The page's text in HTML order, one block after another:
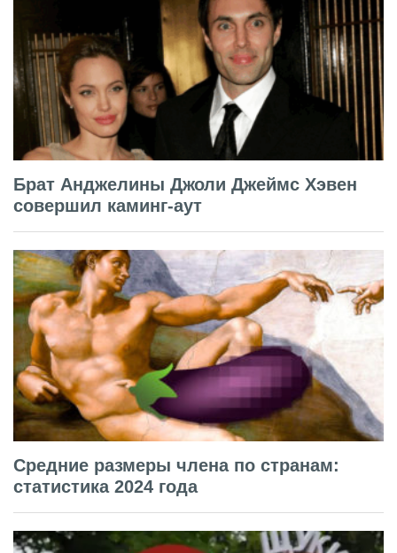
Брат Анджелины Джоли Джеймс Хэвен
совершил каминг-аут
Средние размеры члена по странам:
статистика 2024 года